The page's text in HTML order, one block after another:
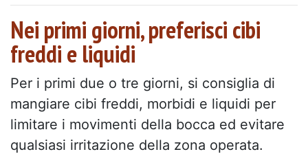
Nei primi giorni, preferisci cibi
freddi e liquidi
Per i primi due o tre giorni, si consiglia di
mangiare cibi freddi, morbidi e liquidi per
limitare i movimenti della bocca ed evitare
qualsiasi irritazione della zona operata.